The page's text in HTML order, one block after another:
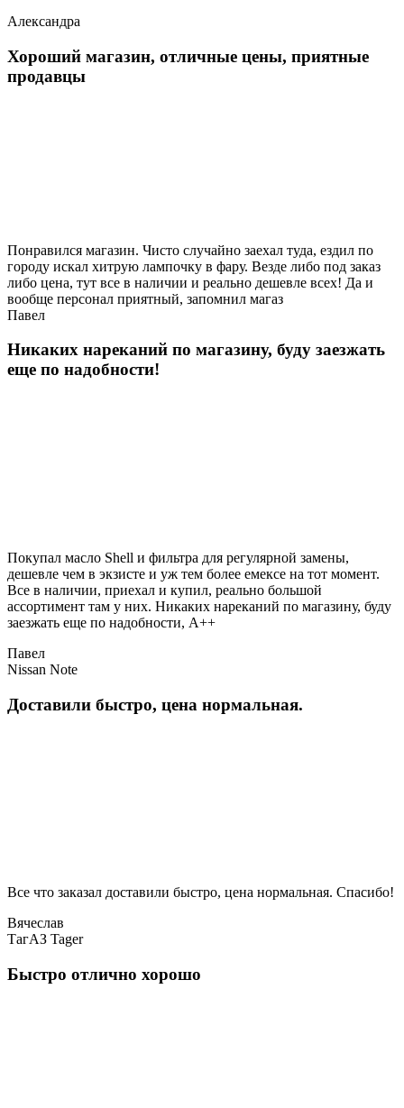
Александра
Хороший магазин, отличные цены, приятные
продавцы
Понравился магазин. Чисто случайно заехал туда, ездил по
городу искал хитрую лампочку в фару. Везде либо под заказ
либо цена, тут все в наличии и реально дешевле всех! Да и
вообще персонал приятный, запомнил магаз
Павел
Никаких нареканий по магазину, буду заезжать
еще по надобности!
Покупал масло Shell и фильтра для регулярной замены,
дешевле чем в экзисте и уж тем более емексе на тот момент.
Все в наличии, приехал и купил, реально большой
ассортимент там у них. Никаких нареканий по магазину, буду
заезжать еще по надобности, A++
Павел
Nissan Note
Доставили быстро, цена нормальная.
Все что заказал доставили быстро, цена нормальная. Спасибо!
Вячеслав
ТагАЗ Tager
Быстро отлично хорошо